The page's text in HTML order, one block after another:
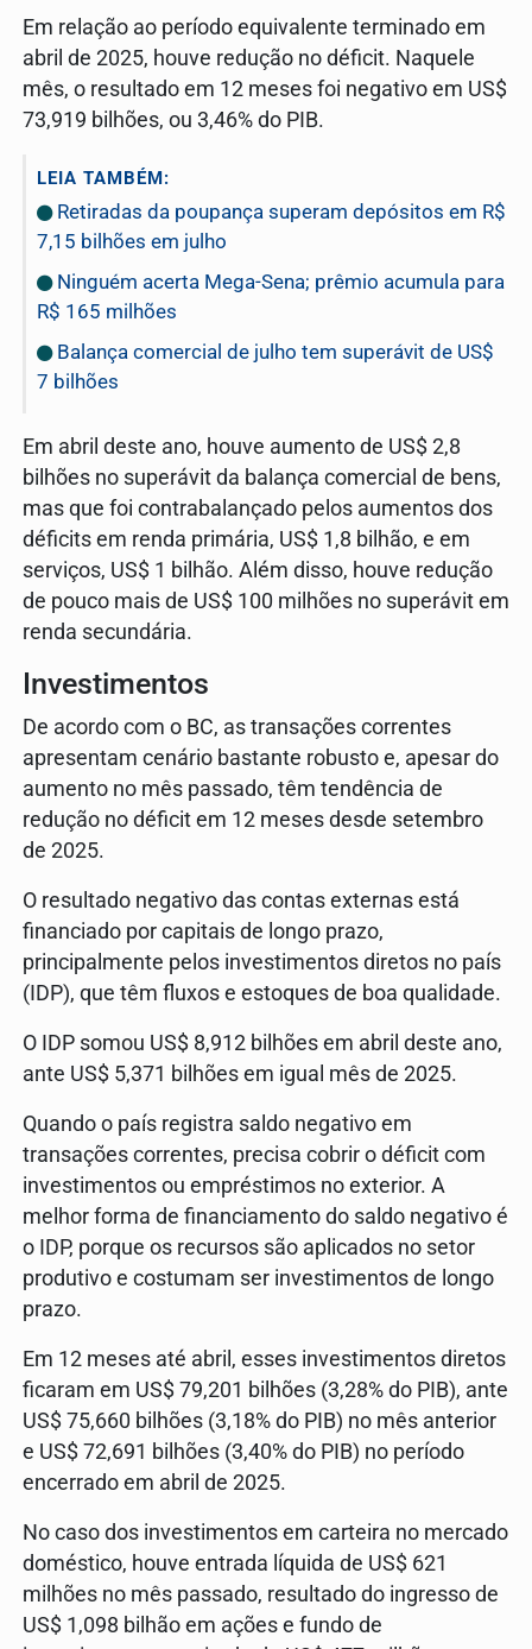
Em relação ao período equivalente terminado em
abril de 2025, houve redução no déficit. Naquele
mês, o resultado em 12 meses foi negativo em US$
73,919 bilhões, ou 3,46% do PIB.
LEIA TAMBÉM:
Retiradas da poupança superam depósitos em R$
7,15 bilhões em julho
Ninguém acerta Mega-Sena; prêmio acumula para
R$ 165 milhões
Balança comercial de julho tem superávit de US$
7 bilhões
Em abril deste ano, houve aumento de US$ 2,8
bilhões no superávit da balança comercial de bens,
mas que foi contrabalançado pelos aumentos dos
déficits em renda primária, US$ 1,8 bilhão, e em
serviços, US$ 1 bilhão. Além disso, houve redução
de pouco mais de US$ 100 milhões no superávit em
renda secundária.
Investimentos
De acordo com o BC, as transações correntes
apresentam cenário bastante robusto e, apesar do
aumento no mês passado, têm tendência de
redução no déficit em 12 meses desde setembro
de 2025.
O resultado negativo das contas externas está
financiado por capitais de longo prazo,
principalmente pelos investimentos diretos no país
(IDP), que têm fluxos e estoques de boa qualidade.
O IDP somou US$ 8,912 bilhões em abril deste ano,
ante US$ 5,371 bilhões em igual mês de 2025.
Quando o país registra saldo negativo em
transações correntes, precisa cobrir o déficit com
investimentos ou empréstimos no exterior. A
melhor forma de financiamento do saldo negativo é
o IDP, porque os recursos são aplicados no setor
produtivo e costumam ser investimentos de longo
prazo.
Em 12 meses até abril, esses investimentos diretos
ficaram em US$ 79,201 bilhões (3,28% do PIB), ante
US$ 75,660 bilhões (3,18% do PIB) no mês anterior
e US$ 72,691 bilhões (3,40% do PIB) no período
encerrado em abril de 2025.
No caso dos investimentos em carteira no mercado
doméstico, houve entrada líquida de US$ 621
milhões no mês passado, resultado do ingresso de
US$ 1,098 bilhão em ações e fundo de